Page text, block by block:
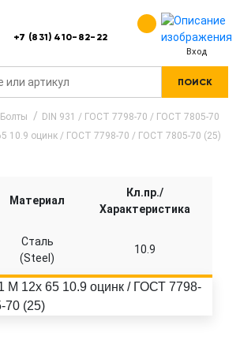
+7 (831) 410-82-22
Вход
ПОИСК
Болты
DIN 931 / ГОСТ 7798-70 / ГОСТ 7805-70
10.9 оцинк / ГОСТ 7798-70 / ГОСТ 7805-70 (25)
Материал
Кл.пр./
Характеристика
Сталь
(Steel)
10.9